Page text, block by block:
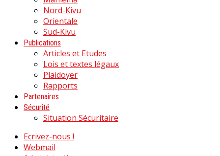
Nord-Kivu
Orientale
Sud-Kivu
Publications
Articles et Etudes
Lois et textes légaux
Plaidoyer
Rapports
Partenaires
Sécurité
Situation Sécuritaire
Ecrivez-nous !
Webmail